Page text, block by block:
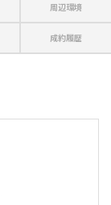
周辺環境
成約履歴